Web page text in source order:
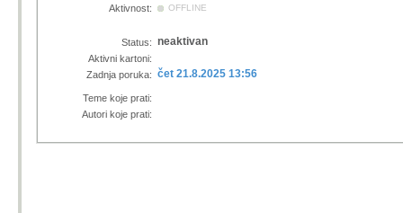
Aktivnost: OFFLINE
Status: neaktivan
Aktivni kartoni:
Zadnja poruka: čet 21.8.2025 13:56
Teme koje prati:
Autori koje prati: